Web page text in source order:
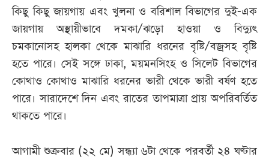
কিছু কিছু জায়গায় এবং খুলনা ও বরিশাল বিভাগের দুই-এক
জায়গায় অস্থায়ীভাবে দমকা/ঝড়ো হাওয়া ও বিদ্যুৎ
চমকানোসহ হালকা থেকে মাঝারি ধরনের বৃষ্টি/বজ্রসহ বৃষ্টি
হতে পারে। সেই সঙ্গে ঢাকা, ময়মনসিংহ ও সিলেট বিভাগের
কোথাও কোথাও মাঝারি ধরনের ভারী থেকে ভারী বর্ষণ হতে
পারে। সারাদেশে দিন এবং রাতের তাপমাত্রা প্রায় অপরিবর্তিত
থাকতে পারে।
আগামী শুক্রবার (২২ মে) সন্ধ্যা ৬টা থেকে পরবর্তী ২৪ ঘণ্টার